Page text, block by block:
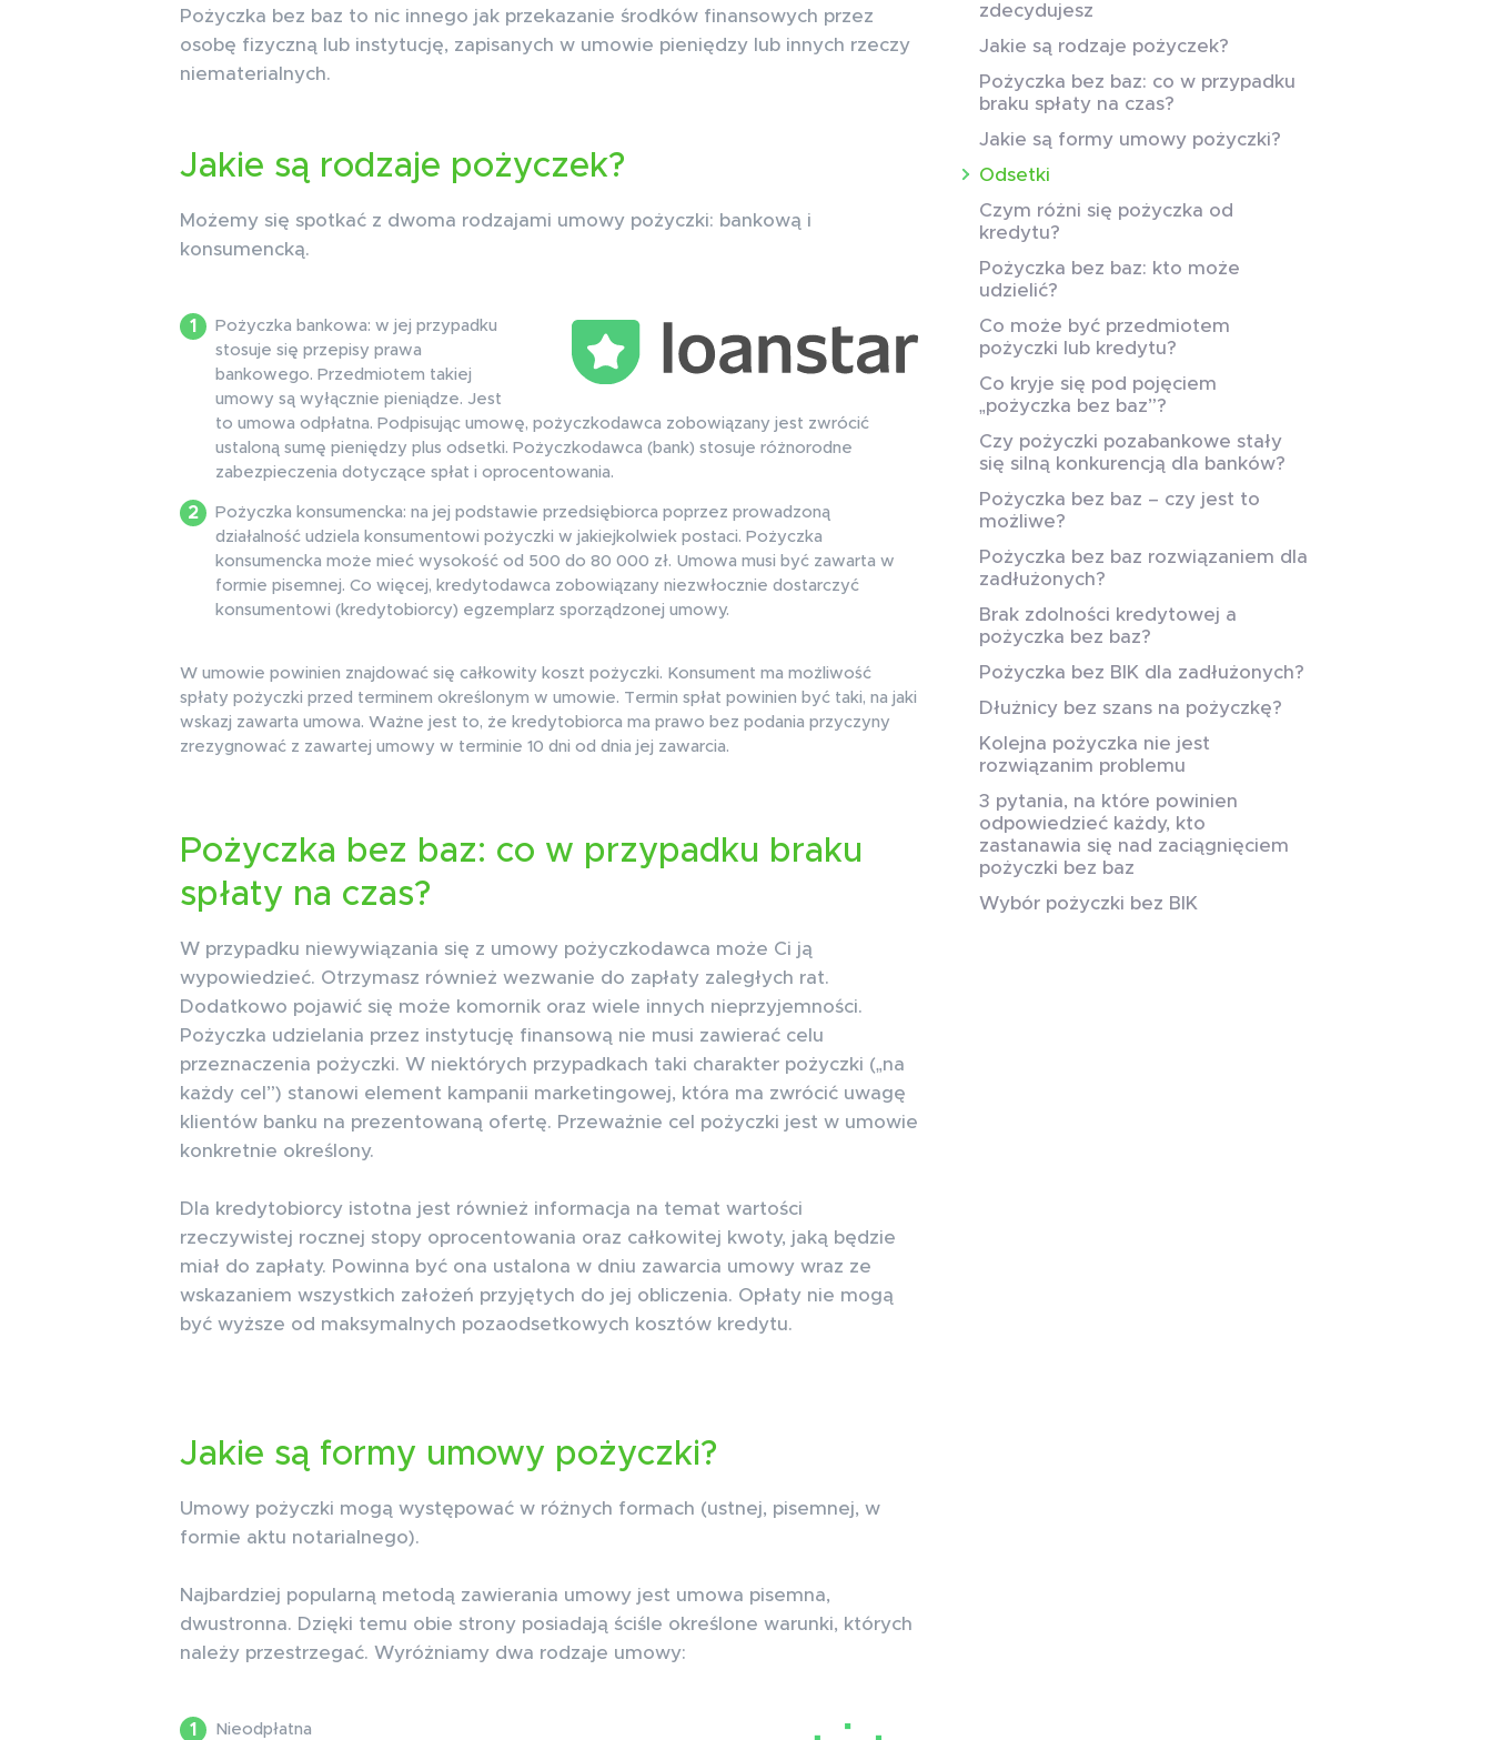
zdecydujesz
Jakie są rodzaje pożyczek?
Pożyczka bez baz: co w przypadku
braku spłaty na czas?
Jakie są formy umowy pożyczki?
Odsetki
Czym różni się pożyczka od
kredytu?
Pożyczka bez baz: kto może
udzielić?
Co może być przedmiotem
pożyczki lub kredytu?
Co kryje się pod pojęciem
„pożyczka bez baz”?
Czy pożyczki pozabankowe stały
się silną konkurencją dla banków?
Pożyczka bez baz – czy jest to
możliwe?
Pożyczka bez baz rozwiązaniem dla
zadłużonych?
Brak zdolności kredytowej a
pożyczka bez baz?
Pożyczka bez BIK dla zadłużonych?
Dłużnicy bez szans na pożyczkę?
Kolejna pożyczka nie jest
rozwiązanim problemu
3 pytania, na które powinien
odpowiedzieć każdy, kto
zastanawia się nad zaciągnięciem
pożyczki bez baz
Wybór pożyczki bez BIK
Pożyczka bez baz to nic innego jak przekazanie środków finansowych przez
osobę fizyczną lub instytucję, zapisanych w umowie pieniędzy lub innych rzeczy
niematerialnych.
Jakie są rodzaje pożyczek?
Możemy się spotkać z dwoma rodzajami umowy pożyczki: bankową i
konsumencką.
Pożyczka bankowa: w jej przypadku
stosuje się przepisy prawa
bankowego. Przedmiotem takiej
umowy są wyłącznie pieniądze. Jest
to umowa odpłatna. Podpisując umowę, pożyczkodawca zobowiązany jest zwrócić
ustaloną sumę pieniędzy plus odsetki. Pożyczkodawca (bank) stosuje różnorodne
zabezpieczenia dotyczące spłat i oprocentowania.
Pożyczka konsumencka: na jej podstawie przedsiębiorca poprzez prowadzoną
działalność udziela konsumentowi pożyczki w jakiejkolwiek postaci. Pożyczka
konsumencka może mieć wysokość od 500 do 80 000 zł. Umowa musi być zawarta w
formie pisemnej. Co więcej, kredytodawca zobowiązany niezwłocznie dostarczyć
konsumentowi (kredytobiorcy) egzemplarz sporządzonej umowy.
W umowie powinien znajdować się całkowity koszt pożyczki. Konsument ma możliwość
spłaty pożyczki przed terminem określonym w umowie. Termin spłat powinien być taki, na jaki
wskazj zawarta umowa. Ważne jest to, że kredytobiorca ma prawo bez podania przyczyny
zrezygnować z zawartej umowy w terminie 10 dni od dnia jej zawarcia.
Pożyczka bez baz: co w przypadku braku
spłaty na czas?
W przypadku niewywiązania się z umowy pożyczkodawca może Ci ją
wypowiedzieć. Otrzymasz również wezwanie do zapłaty zaległych rat.
Dodatkowo pojawić się może komornik oraz wiele innych nieprzyjemności.
Pożyczka udzielania przez instytucję finansową nie musi zawierać celu
przeznaczenia pożyczki. W niektórych przypadkach taki charakter pożyczki („na
każdy cel”) stanowi element kampanii marketingowej, która ma zwrócić uwagę
klientów banku na prezentowaną ofertę. Przeważnie cel pożyczki jest w umowie
konkretnie określony.
Dla kredytobiorcy istotna jest również informacja na temat wartości
rzeczywistej rocznej stopy oprocentowania oraz całkowitej kwoty, jaką będzie
miał do zapłaty. Powinna być ona ustalona w dniu zawarcia umowy wraz ze
wskazaniem wszystkich założeń przyjętych do jej obliczenia. Opłaty nie mogą
być wyższe od maksymalnych pozaodsetkowych kosztów kredytu.
Jakie są formy umowy pożyczki?
Umowy pożyczki mogą występować w różnych formach (ustnej, pisemnej, w
formie aktu notarialnego).
Najbardziej popularną metodą zawierania umowy jest umowa pisemna,
dwustronna. Dzięki temu obie strony posiadają ściśle określone warunki, których
należy przestrzegać. Wyróżniamy dwa rodzaje umowy:
Nieodpłatna